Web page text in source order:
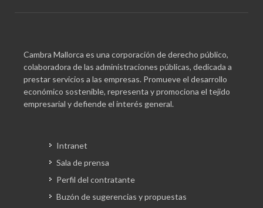
Cambra Mallorca es una corporación de derecho público,
colaboradora de las administraciones públicas, dedicada a
prestar servicios a las empresas. Promueve el desarrollo
económico sostenible, representa y promociona el tejido
empresarial y defiende el interés general.
Intranet
Sala de prensa
Perfil del contratante
Buzón de sugerencias y propuestas